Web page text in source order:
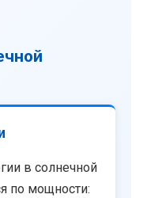
в солнечной
по мощности: